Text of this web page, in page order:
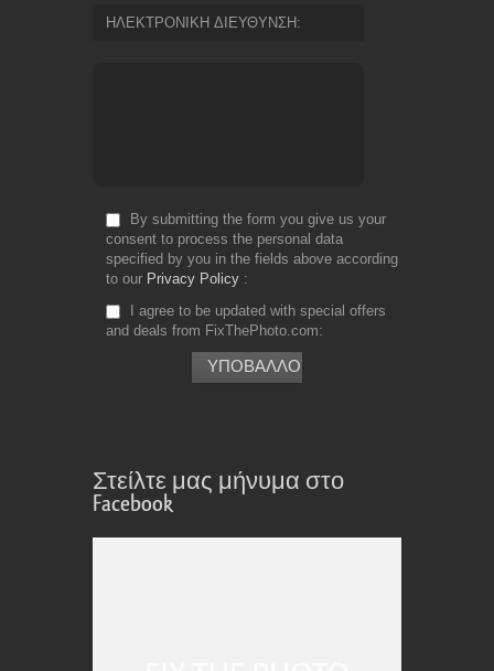
ΗΛΕΚΤΡΟΝΙΚΗ ΔΙΕΥΘΥΝΣΗ
By submitting the form you give us your
consent to process the personal data
specified by you in the fields above according
to our Privacy Policy
I agree to be updated with special offers
and deals from FixThePhoto.com
Στείλτε μας μήνυμα στο
Facebook